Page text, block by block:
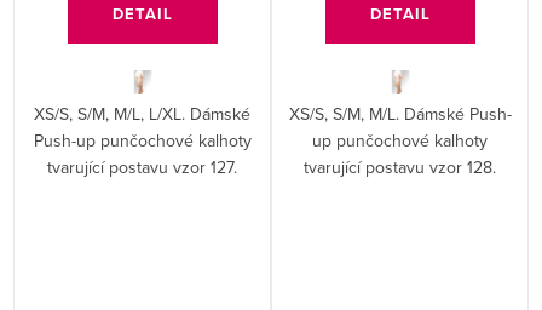
DETAIL
XS/S, S/M, M/L, L/XL. Dámské
Push-up punčochové kalhoty
tvarující postavu vzor 127.
DETAIL
XS/S, S/M, M/L. Dámské Push-
up punčochové kalhoty
tvarující postavu vzor 128.